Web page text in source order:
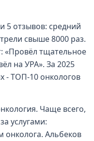
5 отзывов: средний
свыше 8000 раз.
«Провёл тщательное
на УРА». За 2025
- ТОП-10 онкологов
Чаще всего,
услугами:
онколога. Альбеков